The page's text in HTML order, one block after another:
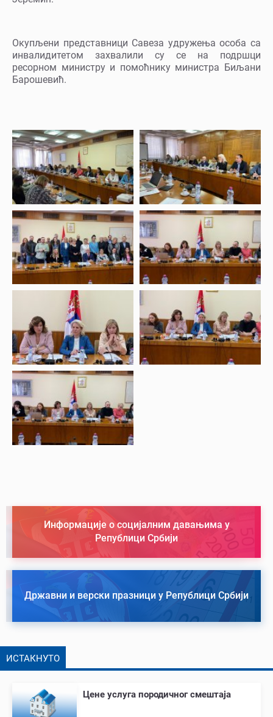
Окупљени представници Савеза удружења особа са
инвалидитетом захвалили су се на подршци
ресорном министру и помоћнику министра Биљани
Барошевић.
Информације о социјалним давањима у
Републици Србији
Државни и верски празници у Републици Србији
ИСТАКНУТО
Цене услуга породичног смештаја